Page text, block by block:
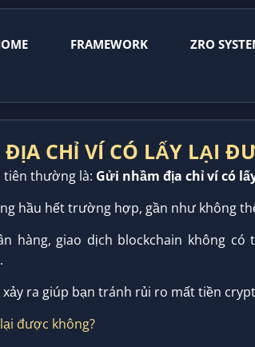
FRAMEWORK ZRO
CHỈ VÍ CÓ LẤY LẠI
tiên thường là: Gửi nhầm địa chỉ ví có
hầu hết trường hợp, gần như không
hàng, giao dịch blockchain không
ra giúp bạn tránh rủi ro mất tiền